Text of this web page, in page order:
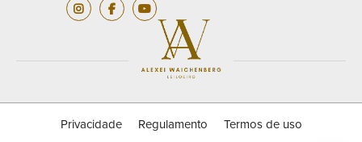
Privacidade Regulamento
Termos de uso